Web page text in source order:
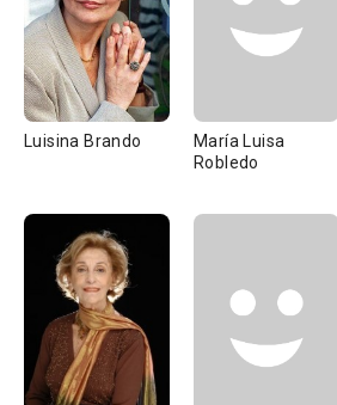
Luisina Brando
María Luisa
Robledo